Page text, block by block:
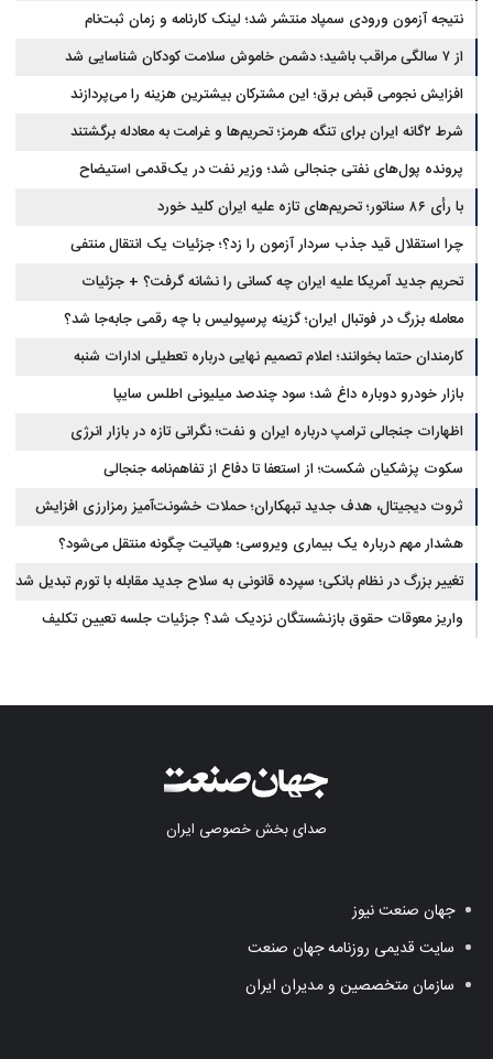
نتیجه آزمون ورودی سمپاد منتشر شد؛ لینک کارنامه و زمان ثبت‌نام
از ۷ سالگی مراقب باشید؛ دشمن خاموش سلامت کودکان شناسایی شد
افزایش نجومی قبض برق؛ این مشترکان بیشترین هزینه را می‌پردازند
شرط ۲گانه ایران برای تنگه هرمز؛ تحریم‌ها و غرامت به معادله برگشتند
پرونده پول‌های نفتی جنجالی شد؛ وزیر نفت در یک‌قدمی استیضاح
با رأی ۸۶ سناتور؛ تحریم‌های تازه علیه ایران کلید خورد
چرا استقلال قید جذب سردار آزمون را زد؟؛ جزئیات یک انتقال منتفی
تحریم جدید آمریکا علیه ایران چه کسانی را نشانه گرفت؟ + جزئیات
معامله بزرگ در فوتبال ایران؛ گزینه پرسپولیس با چه رقمی جابه‌جا شد؟
کارمندان حتما بخوانند؛ اعلام تصمیم نهایی درباره تعطیلی ادارات شنبه
بازار خودرو دوباره داغ شد؛ سود چندصد میلیونی اطلس سایپا
اظهارات جنجالی ترامپ درباره ایران و نفت؛ نگرانی تازه در بازار انرژی
سکوت پزشکیان شکست؛ از استعفا تا دفاع از تفاهم‌نامه جنجالی
ثروت دیجیتال، هدف جدید تبهکاران؛ حملات خشونت‌آمیز رمزارزی افزایش
یافت
هشدار مهم درباره یک بیماری ویروسی؛ هپاتیت چگونه منتقل می‌شود؟
تغییر بزرگ در نظام بانکی؛ سپرده قانونی به سلاح جدید مقابله با تورم تبدیل شد
واریز معوقات حقوق بازنشستگان نزدیک شد؟ جزئیات جلسه تعیین تکلیف
صدای بخش خصوصی ایران
جهان صنعت نیوز
سایت قدیمی روزنامه جهان صنعت
سازمان متخصصین و مدیران ایران